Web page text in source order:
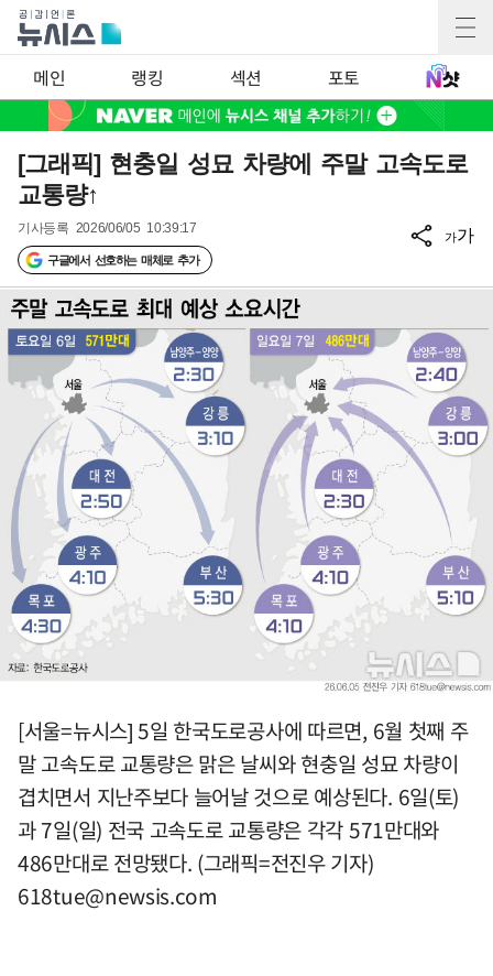
메인 랭킹 섹션 포토
[그래픽] 현충일 성묘 차량에 주말 고속도로
교통량↑
기사등록 2026/06/05 10:39:17
구글에서 선호하는 매체로 추가
가가
[서울=뉴시스] 5일 한국도로공사에 따르면, 6월 첫째 주
말 고속도로 교통량은 맑은 날씨와 현충일 성묘 차량이
겹치면서 지난주보다 늘어날 것으로 예상된다. 6일(토)
과 7일(일) 전국 고속도로 교통량은 각각 571만대와
486만대로 전망됐다. (그래픽=전진우 기자)
618tue@newsis.com